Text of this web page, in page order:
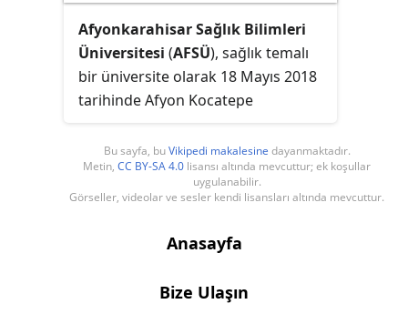
üniversite bünyesinde bulunan ilk
ve tek tıp fakültesidir.
Afyonkarahisar Sağlık Bilimleri
Üniversitesi (AFSÜ), sağlık temalı
bir üniversite olarak 18 Mayıs 2018
tarihinde Afyon Kocatepe
veren fakülteler ve meslek
yüksekokullarının birleştirilmesiyle
Afyonkarahisar'da kurulmuştur.
Prof. Dr. Veysel Eroğlu'nun
fakülte, üç meslek yüksekokulu ve
Bu sayfa, buVikipedi makalesine dayanmaktadır.
Metin, CC BY-SA 4.0 lisansı altında mevcuttur; ek koşullar
uygulanabilir.
Görseller, videolar ve sesler kendi lisansları altında mevcuttur.
Anasayfa
Bize Ulaşın